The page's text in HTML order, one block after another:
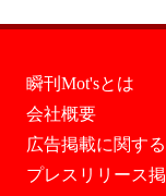
瞬刊Mot'sとは
会社概要
広告掲載に関す
プレスリリース